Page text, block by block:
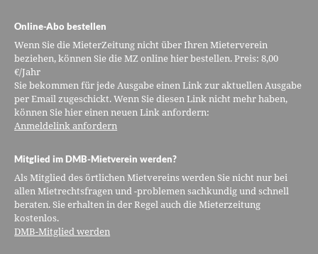
Online-Abo bestellen
Wenn Sie die MieterZeitung nicht über Ihren Mieterverein
beziehen, können Sie die MZ online hier bestellen. Preis: 8,00
€/Jahr
Sie bekommen für jede Ausgabe einen Link zur aktuellen Ausgabe
per Email zugeschickt. Wenn Sie diesen Link nicht mehr haben,
können Sie hier einen neuen Link anfordern:
Anmeldelink anfordern
Mitglied im DMB-Mietverein werden?
Als Mitglied des örtlichen Mietvereins werden Sie nicht nur bei
allen Mietrechtsfragen und -problemen sachkundig und schnell
beraten. Sie erhalten in der Regel auch die Mieterzeitung
kostenlos.
DMB-Mitglied werden